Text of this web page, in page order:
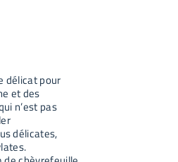
délicat pour
et des
n’est pas
délicates,